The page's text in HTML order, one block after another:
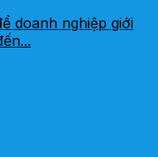
doanh nghiệp giới